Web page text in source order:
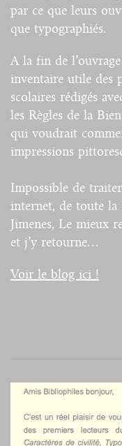
par ce que leurs
que typographiés.
A la fin de
inventaire utile des
scolaires rédigés
les Règles de la
qui voudrait
impressions
Impossible de
internet, de toute la
Jimenes, Le mieux
et j’y retourne…
Voir le blog ici !